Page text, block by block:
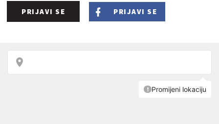
PRIJAVI SE PRIJAVI SE